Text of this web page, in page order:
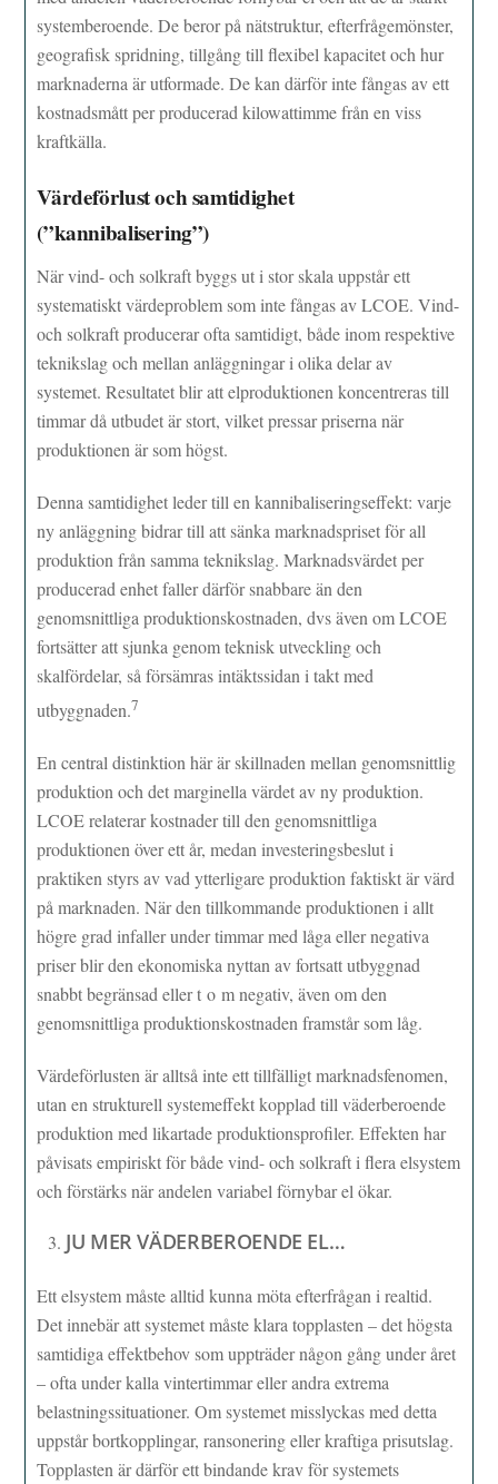
systemberoende. De beror på nätstruktur, efterfrågemönster,
geografisk spridning, tillgång till flexibel kapacitet och hur
marknaderna är utformade. De kan därför inte fångas av ett
kostnadsmått per producerad kilowattimme från en viss
kraftkälla.
Värdeförlust och samtidighet
(”kannibalisering”)
När vind- och solkraft byggs ut i stor skala uppstår ett
systematiskt värdeproblem som inte fångas av LCOE. Vind-
och solkraft producerar ofta samtidigt, både inom respektive
teknikslag och mellan anläggningar i olika delar av
systemet. Resultatet blir att elproduktionen koncentreras till
timmar då utbudet är stort, vilket pressar priserna när
produktionen är som högst.
Denna samtidighet leder till en kannibaliseringseffekt: varje
ny anläggning bidrar till att sänka marknadspriset för all
produktion från samma teknikslag. Marknadsvärdet per
producerad enhet faller därför snabbare än den
genomsnittliga produktionskostnaden, dvs även om LCOE
fortsätter att sjunka genom teknisk utveckling och
skalfördelar, så försämras intäktssidan i takt med
utbyggnaden.7
En central distinktion här är skillnaden mellan genomsnittlig
produktion och det marginella värdet av ny produktion.
LCOE relaterar kostnader till den genomsnittliga
produktionen över ett år, medan investeringsbeslut i
praktiken styrs av vad ytterligare produktion faktiskt är värd
på marknaden. När den tillkommande produktionen i allt
högre grad infaller under timmar med låga eller negativa
priser blir den ekonomiska nyttan av fortsatt utbyggnad
snabbt begränsad eller t o m negativ, även om den
genomsnittliga produktionskostnaden framstår som låg.
Värdeförlusten är alltså inte ett tillfälligt marknadsfenomen,
utan en strukturell systemeffekt kopplad till väderberoende
produktion med likartade produktionsprofiler. Effekten har
påvisats empiriskt för både vind- och solkraft i flera elsystem
och förstärks när andelen variabel förnybar el ökar.
JU MER VÄDERBEROENDE EL…
Ett elsystem måste alltid kunna möta efterfrågan i realtid.
Det innebär att systemet måste klara topplasten – det högsta
samtidiga effektbehov som uppträder någon gång under året
– ofta under kalla vintertimmar eller andra extrema
belastningssituationer. Om systemet misslyckas med detta
uppstår bortkopplingar, ransonering eller kraftiga prisutslag.
Topplasten är därför ett bindande krav för systemets